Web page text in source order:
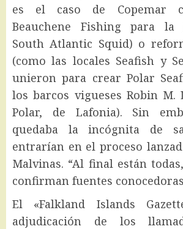
es el caso de Copemar
Beauchene Fishing para
South Atlantic Squid) o
(como las locales Seafish y
unieron para crear Polar
los barcos vigueses Robin M.
Polar, de Lafonia). Sin
quedaba la incógnita de
entrarían en el proceso
Malvinas. “Al final están
confirman fuentes
El «Falkland Islands
adjudicación de los